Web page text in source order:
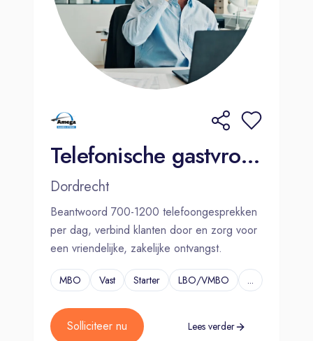
Telefonische gastvrouw / gastheer - Amega
Dordrecht
Beantwoord 700-1200 telefoongesprekken
per dag, verbind klanten door en zorg voor
een vriendelijke, zakelijke ontvangst.
MBO Vast Starter LBO/VMBO ...
Solliciteer nu Lees verder